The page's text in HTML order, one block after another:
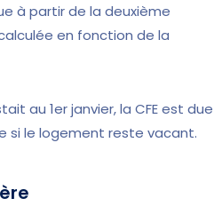
à partir de la deuxième
en fonction de la
au 1er janvier, la CFE est due
si le logement reste vacant.